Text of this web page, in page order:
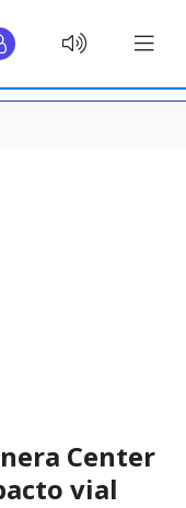
Center
vial